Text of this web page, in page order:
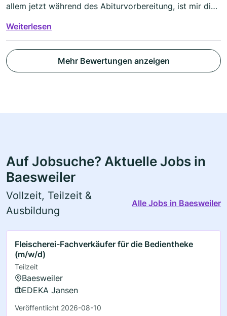
allem jetzt während des Abiturvorbereitung, ist mir dies
sehr nett. Bei ihr bekomme ich immer alle Stunden
verlegt, weil ich auch noch Fahrschule habe.
Weiterlesen
Mehr Bewertungen anzeigen
Auf Jobsuche? Aktuelle Jobs in
Baesweiler
Vollzeit, Teilzeit &
Ausbildung
Alle Jobs in Baesweiler
Fleischerei-Fachverkäufer für die Bedientheke
(m/w/d)
Teilzeit
Baesweiler
EDEKA Jansen
Veröffentlicht 2026-08-10